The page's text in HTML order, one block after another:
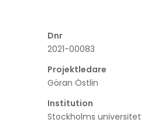
Dnr
2021-00083
Projektledare
Göran Östlin
Institution
Stockholms universitet